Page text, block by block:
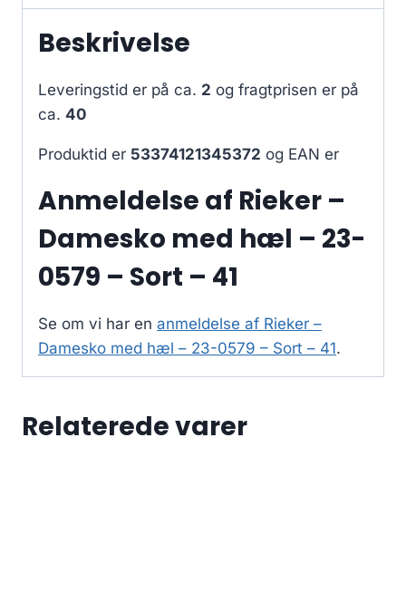
Beskrivelse
Leveringstid er på ca. 2 og fragtprisen er på
ca. 40
Produktid er 53374121345372 og EAN er
Anmeldelse af Rieker –
Damesko med hæl – 23-
0579 – Sort – 41
Se om vi har en anmeldelse af Rieker –
Damesko med hæl – 23-0579 – Sort – 41.
Relaterede varer